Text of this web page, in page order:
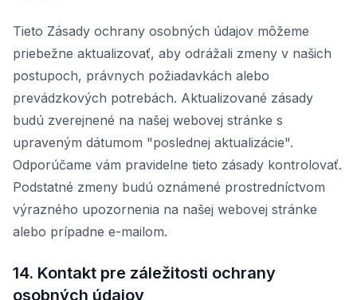
Tieto Zásady ochrany osobných údajov môžeme
priebežne aktualizovať, aby odrážali zmeny v našich
postupoch, právnych požiadavkách alebo
prevádzkových potrebách. Aktualizované zásady
budú zverejnené na našej webovej stránke s
upraveným dátumom "poslednej aktualizácie".
Odporúčame vám pravidelne tieto zásady kontrolovať.
Podstatné zmeny budú oznámené prostredníctvom
výrazného upozornenia na našej webovej stránke
alebo prípadne e-mailom.
14. Kontakt pre záležitosti ochrany
osobných údajov